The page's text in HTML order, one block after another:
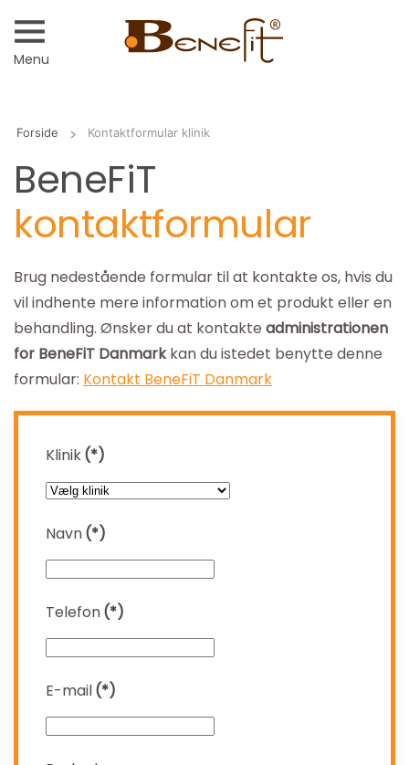
Menu
Forside Kontaktformular klinik
BeneFiT
kontaktformular
Brug nedestående formular til at kontakte os, hvis du
vil indhente mere information om et produkt eller en
behandling. Ønsker du at kontakte administrationen
for BeneFiT Danmarkkan du istedet benytte denne
formular: Kontakt BeneFiT Danmark
Klinik(*)
Navn(*)
Telefon(*)
E-mail(*)